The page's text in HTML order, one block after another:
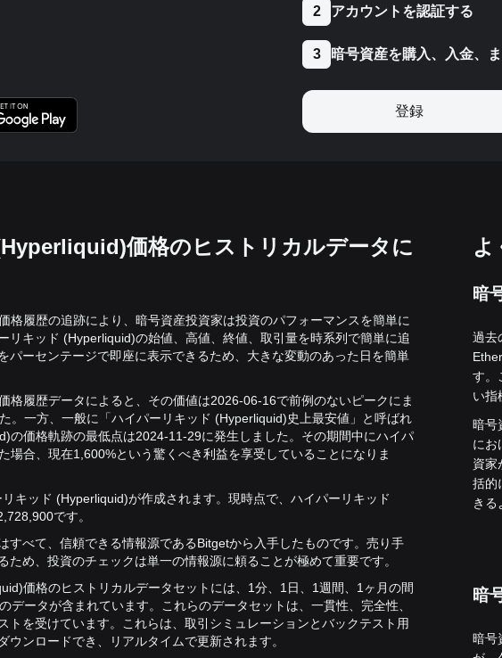
2 アカウントを認証する
3 暗号資産を購入、入金、
登録
価格のヒストリカルデータに
格履歴の追跡により、暗号資産投資家は投資のパフォーマンスを簡単に
リキッド (Hyperliquid)の始値、高値、終値、取引量を時系列で簡単に追
パーセンテージで即座に表示できるため、大きな変動のあった日を簡単
格履歴データによると、その価値は2026-06-16で前例のないピークにま
。 一方、一般に「ハイパーリキッド (Hyperliquid)史上最安値」と呼ばれ
の価格軌跡の最低点は2024-11-29に発生しました。 その期間中にハイパ
場合、現在1,600%という驚くべき利益を享受していることになりま
キッド (Hyperliquid)が作成されます。現時点で、ハイパーリキッド
です。
すべて、信頼できる情報源であるBitgetから入手したものです。売り手
ため、投資のチェックは単一の情報源に頼ることが極めて重要です。
価格のヒストリカルデータセットには、1分、1日、1週間、1ヶ月の間
データが含まれています。これらのデータセットは、一貫性、完全性、
トを受けています。これらは、取引シミュレーションとバックテスト用
ウンロードでき、リアルタイムで更新されます。
よ
暗
過去
す。
い指
暗号
にお
資家
括的
きる
暗
暗号